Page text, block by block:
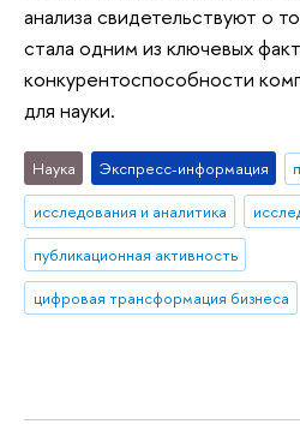
анализа свидетельствуют о
стала одним из ключевых
конкурентоспособности
для науки.
Наука Экспресс-информация
исследования и аналитика
публикационная активность
цифровая трансформация бизнеса